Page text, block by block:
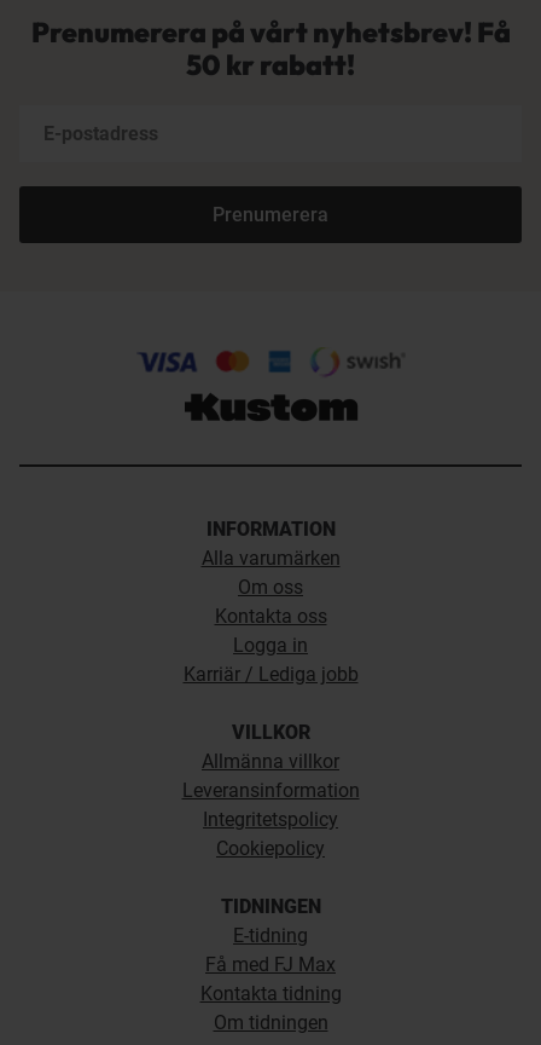
Prenumerera på vårt nyhetsbrev! Få
50 kr rabatt!
Prenumerera
INFORMATION
Alla varumärken
Om oss
Kontakta oss
Logga in
Karriär / Lediga jobb
VILLKOR
Allmänna villkor
Leveransinformation
Integritetspolicy
Cookiepolicy
TIDNINGEN
E-tidning
Få med FJ Max
Kontakta tidning
Om tidningen